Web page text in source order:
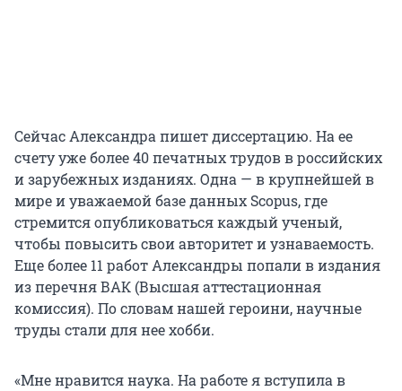
Сейчас Александра пишет диссертацию. На ее
счету уже более 40 печатных трудов в российских
и зарубежных изданиях. Одна — в крупнейшей в
мире и уважаемой базе данных Scopus, где
стремится опубликоваться каждый ученый,
чтобы повысить свои авторитет и узнаваемость.
Еще более 11 работ Александры попали в издания
из перечня ВАК (Высшая аттестационная
комиссия). По словам нашей героини, научные
труды стали для нее хобби.
«Мне нравится наука. На работе я вступила в